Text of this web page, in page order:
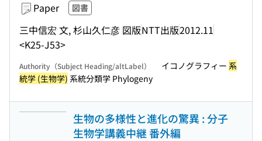
Paper 図書
三中信宏 文, 杉山久仁彦 図版NTT出版2012.11
<K25-J53>
Authority（Subject Heading/altLabel） イコノグラフィー 系
統学 (生物学) 系統分類学 Phylogeny
生物の多様性と進化の驚異 : 分子
生物学講義中継 番外編